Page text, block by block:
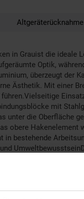
Altgeräterücknahme
in Grauist die ideale
Optik,
überzeugt der
Ästhetik. Mit einer
mit
unter die Oberfläche
obere Hakenelement
bestehende
das Produkt während
im professionellen
zu